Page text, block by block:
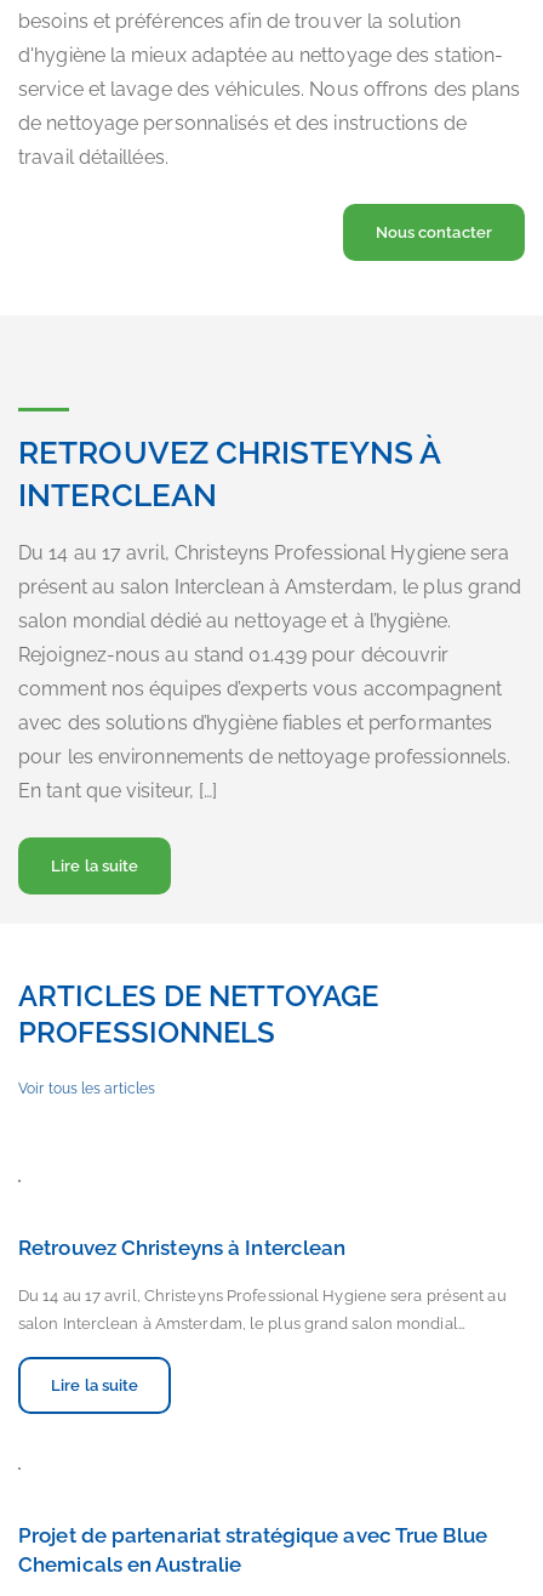
besoins et préférences afin de trouver la solution
d'hygiène la mieux adaptée au nettoyage des station-
service et lavage des véhicules. Nous offrons des plans
de nettoyage personnalisés et des instructions de
travail détaillées.
Nous contacter
RETROUVEZ CHRISTEYNS À
INTERCLEAN
Du 14 au 17 avril, Christeyns Professional Hygiene sera
présent au salon Interclean à Amsterdam, le plus grand
salon mondial dédié au nettoyage et à l’hygiène.
Rejoignez-nous au stand 01.439 pour découvrir
comment nos équipes d’experts vous accompagnent
avec des solutions d’hygiène fiables et performantes
pour les environnements de nettoyage professionnels.
En tant que visiteur, […]
Lire la suiteA propos Retrouvez Christeyns à Interclean
ARTICLES DE NETTOYAGE
PROFESSIONNELS
Voir tous les articles
Retrouvez Christeyns à Interclean
Du 14 au 17 avril, Christeyns Professional Hygiene sera présent au
salon Interclean à Amsterdam, le plus grand salon mondial…
Lire la suite
Projet de partenariat stratégique avec True Blue
Chemicals en Australie